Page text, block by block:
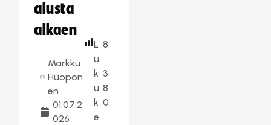
alusta
alkaen
Markku
Huopon
en
01.07.2
026
L
u
k
u
k
e
8
3
8
0